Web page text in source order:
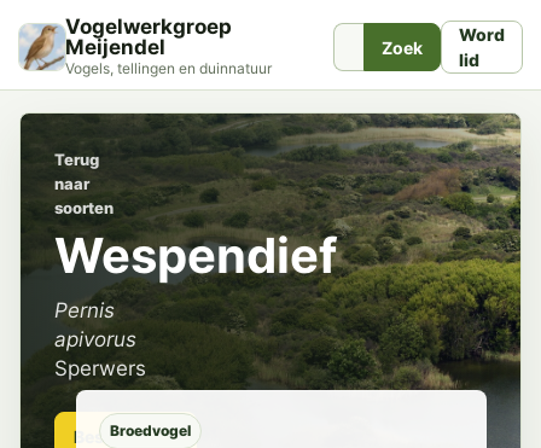
Vogelwerkgroep
Meijendel
Vogels, tellingen en duinnatuur
Zoek
Word
lid
Terug
naar
soorten
Wespendief
Pernis
apivorus
Sperwers
Beschrijving
Broedvogel